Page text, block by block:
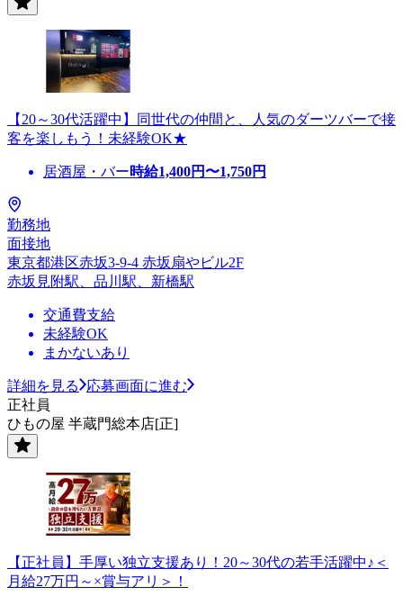
【20～30代活躍中】同世代の仲間と、人気のダーツバーで接
客を楽しもう！未経験OK★
居酒屋・バー時給1,400円〜1,750円
勤務地
面接地
東京都港区赤坂3-9-4 赤坂扇やビル2F
赤坂見附駅、品川駅、新橋駅
交通費支給
未経験OK
まかないあり
詳細を見る
応募画面に進む
正社員
ひもの屋 半蔵門総本店[正]
【正社員】手厚い独立支援あり！20～30代の若手活躍中♪＜
月給27万円～×賞与アリ＞！